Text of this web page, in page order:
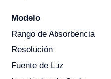
Modelo
Rango de Absorbencia
Resolución
Fuente de Luz